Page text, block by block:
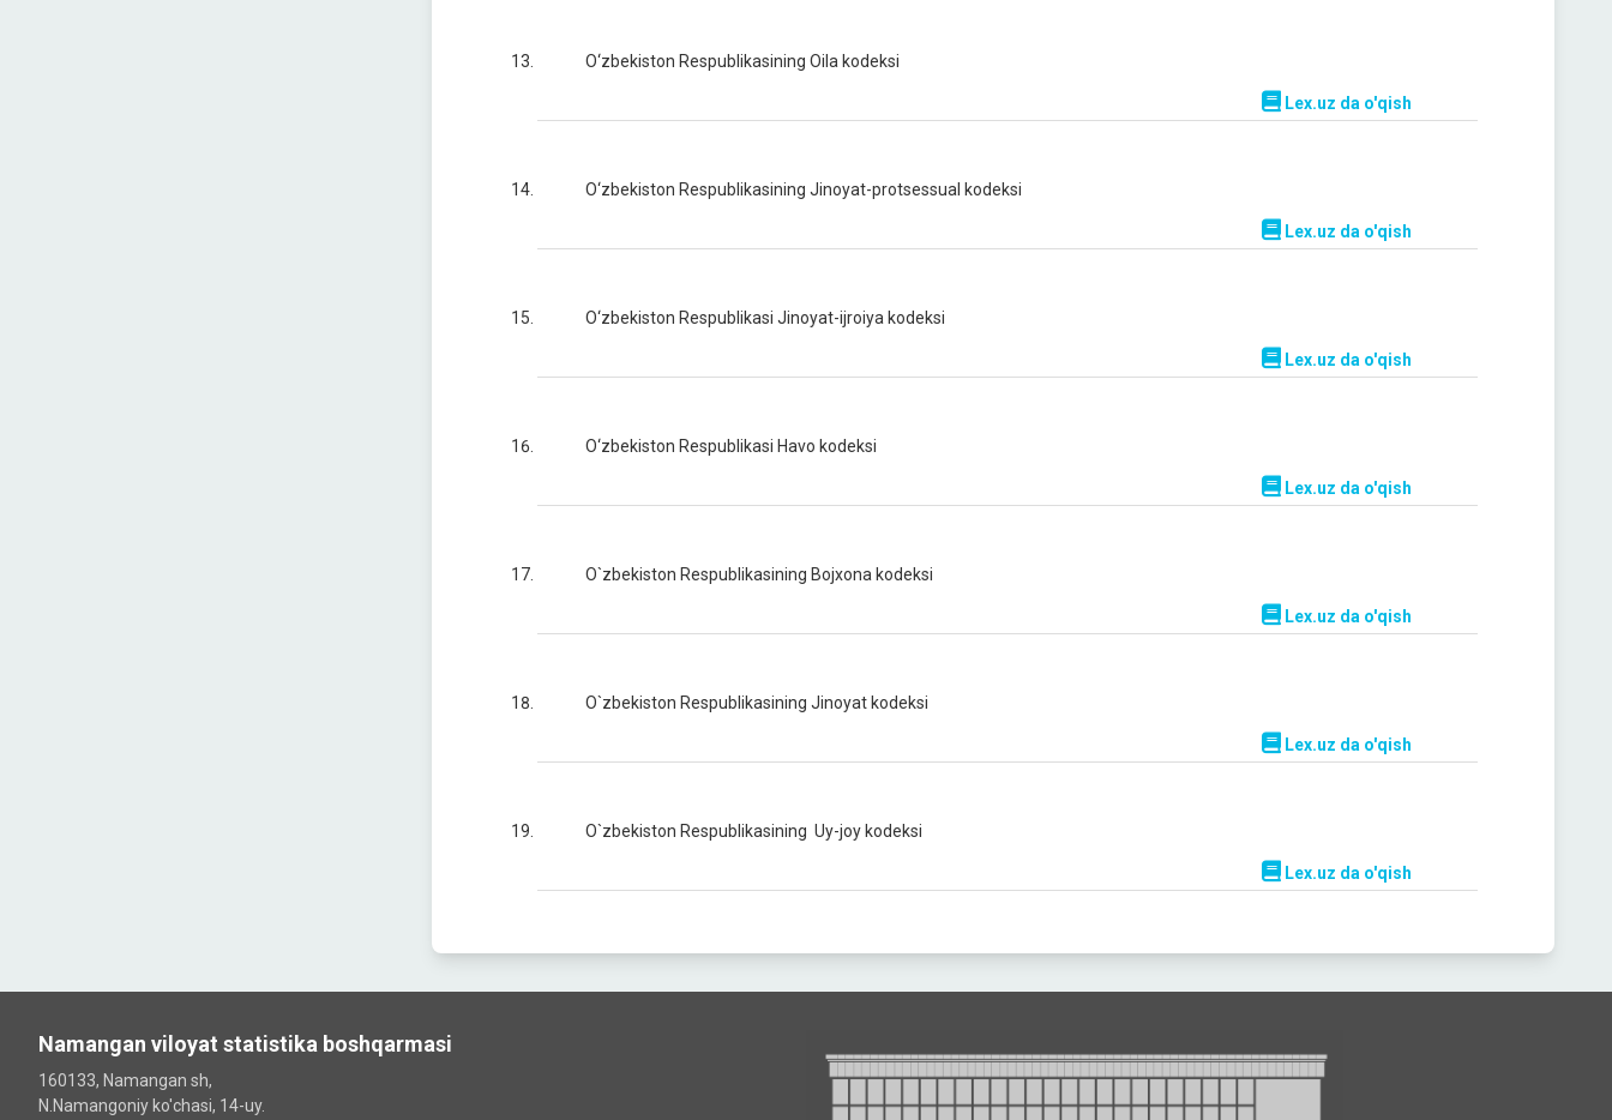
O‘zbekiston Respublikasining Oila kodeksi
Lex.uz da o'qish
O‘zbekiston Respublikasining Jinoyat-protsessual kodeksi
Lex.uz da o'qish
O‘zbekiston Respublikasi Jinoyat-ijroiya kodeksi
Lex.uz da o'qish
O‘zbekiston Respublikasi Havo kodeksi
Lex.uz da o'qish
O`zbekiston Respublikasining Bojxona kodeksi
Lex.uz da o'qish
O`zbekiston Respublikasining Jinoyat kodeksi
Lex.uz da o'qish
O`zbekiston Respublikasining Uy-joy kodeksi
Lex.uz da o'qish
Namangan viloyat statistika boshqarmasi
160133, Namangan sh,
N.Namangoniy ko'chasi, 14-uy.